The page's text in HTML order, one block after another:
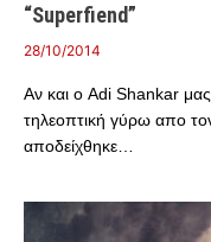
“Superfiend”
28/10/2014
Αν και ο Adi Shankar
τηλεοπτική γύρω απο
αποδείχθηκε…